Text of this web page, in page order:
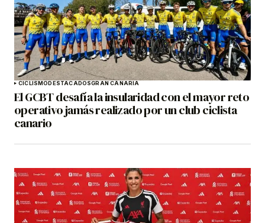
CICLISMODESTACADOSGRAN CANARIA
El GCBT desafía la insularidad con el mayor reto
operativo jamás realizado por un club ciclista
canario